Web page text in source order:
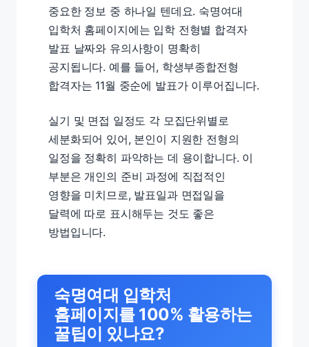
중요한 정보 중 하나일 텐데요. 숙명여대
입학처 홈페이지에는 입학 전형별 합격자
발표 날짜와 유의사항이 명확히
공지됩니다. 예를 들어, 학생부종합전형
합격자는 11월 중순에 발표가 이루어집니다.
실기 및 면접 일정도 각 모집단위별로
세분화되어 있어, 본인이 지원한 전형의
일정을 정확히 파악하는 데 용이합니다. 이
부분은 개인의 준비 과정에 직접적인
영향을 미치므로, 발표일과 면접일을
달력에 따로 표시해두는 것도 좋은
방법입니다.
숙명여대 입학처
홈페이지를 100% 활용하는
꿀팁이 있나요?